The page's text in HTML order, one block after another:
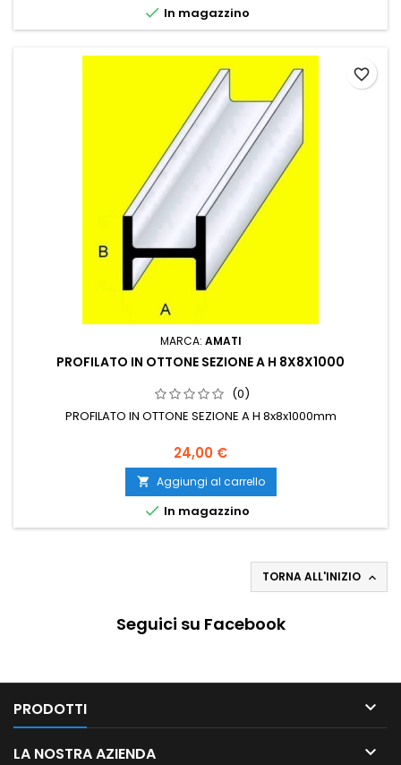
 In magazzino
MARCA: AMATI
PROFILATO IN OTTONE SEZIONE A H 8X8X1000
(0)
PROFILATO IN OTTONE SEZIONE A H 8x8x1000mm
24,00 €
 Aggiungi al carrello
 In magazzino
favorite_border
TORNA ALL'INIZIO 
Seguici su Facebook
PRODOTTI 
LA NOSTRA AZIENDA 